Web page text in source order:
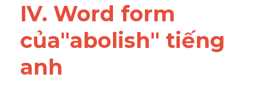
IV. Word form
của"abolish" tiếng
anh